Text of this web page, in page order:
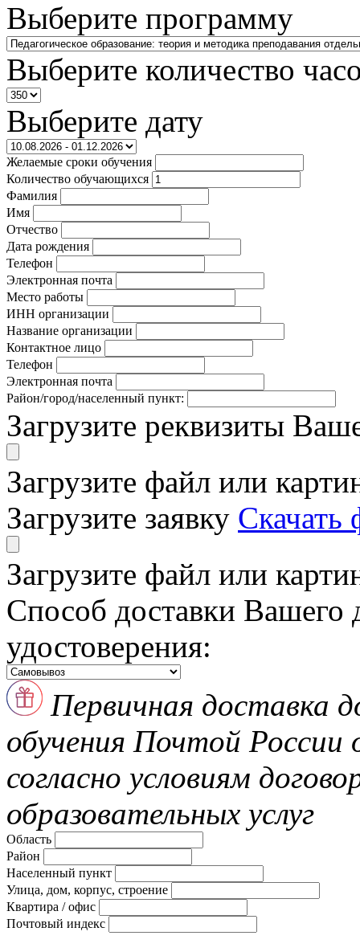
Выберите программу
Выберите количество
Выберите дату
Желаемые сроки обучения
Количество обучающихся
Фамилия
Имя
Отчество
Дата рождения
Телефон
Электронная почта
Место работы
ИНН организации
Название организации
Контактное лицо
Телефон
Электронная почта
Район/город/населенный пункт:
Загрузите реквизиты
Загрузите файл или
Загрузите заявку Скачать
Загрузите файл или
Способ доставки Вашего
удостоверения:
Первичная доставка
обучения Почтой России
согласно условиям
образовательных услуг
Область
Район
Населенный пункт
Улица, дом, корпус, строение
Квартира / офис
Почтовый индекс